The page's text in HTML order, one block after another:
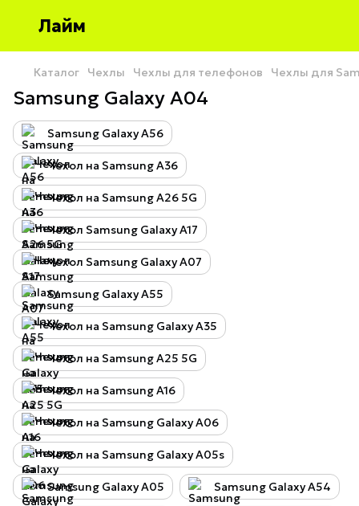
Лайм
Каталог Чехлы Чехлы для телефонов Чехлы для
Samsung Galaxy A04
Samsung Galaxy A56
Чехол на Samsung A36
Чехол на Samsung A26 5G
Чехол Samsung Galaxy A17
Чехол Samsung Galaxy A07
Samsung Galaxy A55
Чехол на Samsung Galaxy A35
Чехол на Samsung A25 5G
Чехол на Samsung A16
Чехол на Samsung Galaxy A06
Чехол на Samsung Galaxy A05s
Samsung Galaxy A05 Samsung Galaxy A54